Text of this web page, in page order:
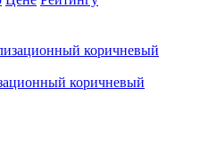
коричневый